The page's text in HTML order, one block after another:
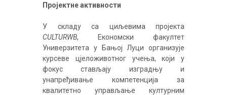
Пројектне активности
У складу са циљевима пројекта
CULTURWB, Економски факултет
Универзитета у Бањој Луци организује
курсеве цјеложивотног учења, који у
фокус стављају изградњу и
унапређивање компетенција за
квалитетно управљање културним